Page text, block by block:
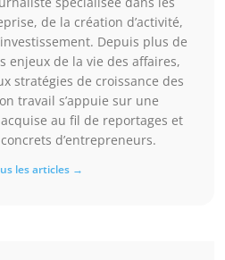
de la création d’activité,
Depuis plus de
enjeux de la vie des affaires,
stratégies de croissance des
travail s’appuie sur une
au fil de reportages et
d’entrepreneurs.
les articles →